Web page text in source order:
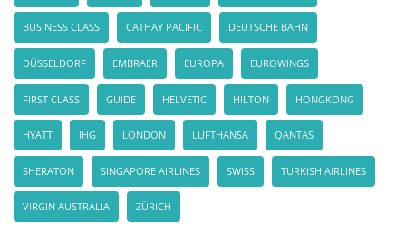
BUSINESS CLASS CATHAY PACIFIC DEUTSCHE BAHN
DÜSSELDORF EMBRAER EUROPA EUROWINGS
FIRST CLASS GUIDE HELVETIC HILTON HONGKONG
HYATT IHG LONDON LUFTHANSA QANTAS
SHERATON SINGAPORE AIRLINES SWISS TURKISH AIRLINES
VIRGIN AUSTRALIA ZÜRICH